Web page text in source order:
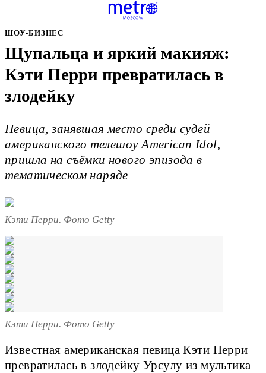
ШОУ-БИЗНЕС
Щупальца и яркий макияж:
Кэти Перри превратилась в
злодейку
Певица, занявшая место среди судей
американского телешоу American Idol,
пришла на съёмки нового эпизода в
тематическом наряде
Кэти Перри. Фото Getty
Кэти Перри. Фото Getty
Известная американская певица Кэти Перри
превратилась в злодейку Урсулу из мультика